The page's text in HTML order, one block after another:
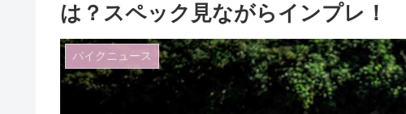
は？スペック見ながらインプレ！
バイクニュース